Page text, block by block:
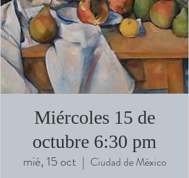
Miércoles 15 de
octubre 6:30 pm
mié, 15 oct
  |
Ciudad de México